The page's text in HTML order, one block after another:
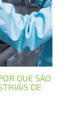
QUE SÃO
DE